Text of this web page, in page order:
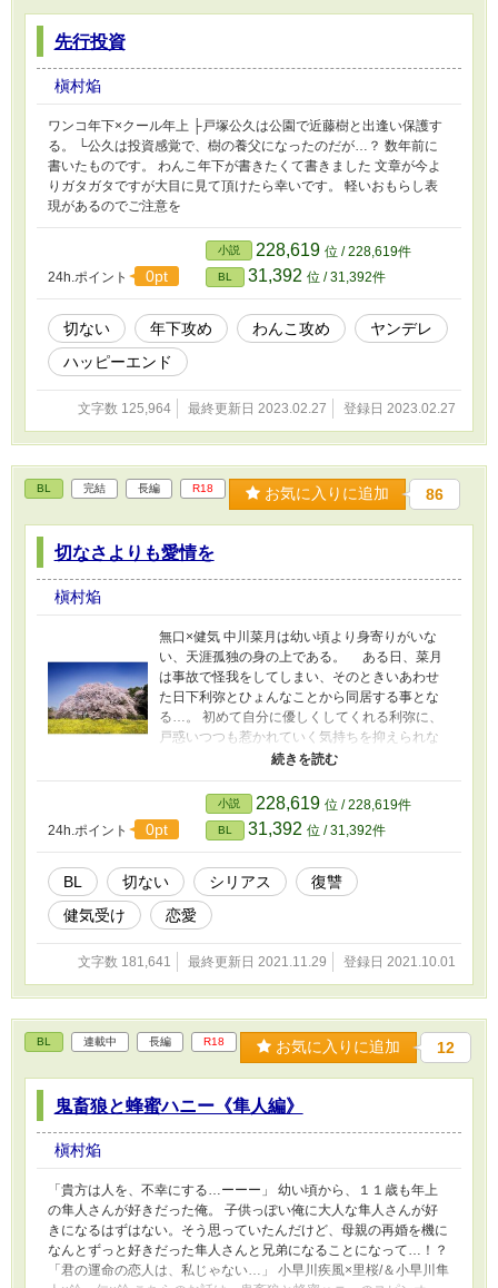
先行投資
槇村焔
ワンコ年下×クール年上 ├戸塚公久は公園で近藤樹と出逢い保護す
る。 └公久は投資感覚で、樹の養父になったのだが…？ 数年前に
書いたものです。 わんこ年下が書きたくて書きました 文章が今よ
りガタガタですが大目に見て頂けたら幸いです。 軽いおもらし表
現があるのでご注意を
24h.ポイント 0pt
小説 228,619 位 / 228,619件
BL 31,392 位 / 31,392件
切ない 年下攻め わんこ攻め
ヤンデレ
ハッピーエンド
文字数 125,964 最終更新日 2023.02.27 登録日 2023.02.27
BL 完結 長編 R18 お気に入りに追加 86
切なさよりも愛情を
槇村焔
無口×健気 中川菜月は幼い頃より身寄りがいな
い、天涯孤独の身の上である。 ある日、菜月
は事故で怪我をしてしまい、そのときいあわせ
た日下利弥とひょんなことから同居する事とな
る…。 初めて自分に優しくしてくれる利弥に、
戸惑いつつも惹かれていく気持ちを抑えられな
い菜月。 しかし…。 ※甘さ控えめです。シリア
んにあります。 リメイク後作品もBLOVEさんに
載せていました（現在はアルフポリスさんのみ
で掲載中） 素材お借りしました→https://pro-
foto.jp/
24h.ポイント 0pt
小説 228,619 位 / 228,619件
BL 31,392 位 / 31,392件
BL 切ない シリアス
復讐
健気受け
恋愛
文字数 181,641 最終更新日 2021.11.29 登録日 2021.10.01
BL 連載中 長編 R18 お気に入りに追加 12
鬼畜狼と蜂蜜ハニー《隼人編》
槇村焔
「貴方は人を、不幸にする…ーーー」 幼い頃から、１１歳も年上
の隼人さんが好きだった俺。 子供っぽい俺に大人な隼人さんが好
きになるはずはない。そう思っていたんだけど、母親の再婚を機に
なんとずっと好きだった隼人さんと兄弟になることになって…！？
「君の運命の恋人は、私じゃない…」 小早川疾風×里桜/＆小早川隼